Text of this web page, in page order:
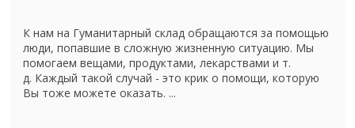
К нам на Гуманитарный склад обращаются за помощью
люди, попавшие в сложную жизненную ситуацию. Мы
помогаем вещами, продуктами, лекарствами и т.
д. Каждый такой случай - это крик о помощи, которую
Вы тоже можете оказать. ...